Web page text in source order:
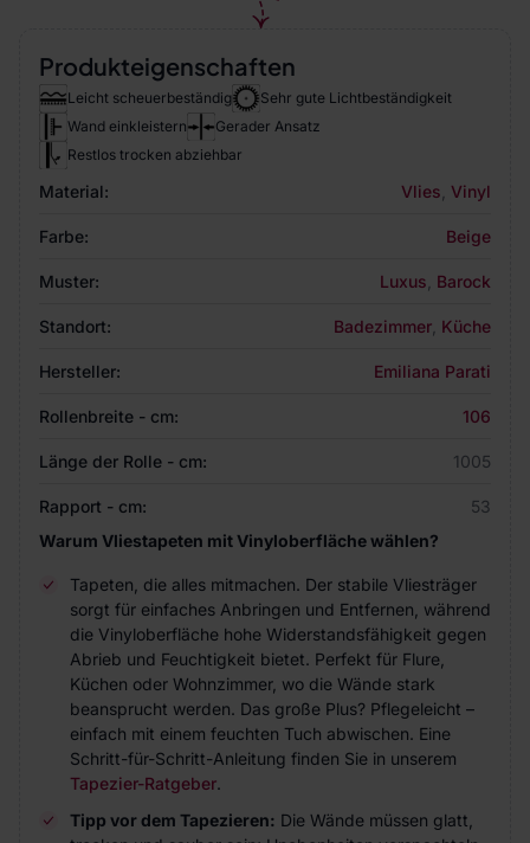
Produkteigenschaften
Leicht scheuerbeständig
Sehr gute Lichtbeständigkeit
Wand einkleistern
Gerader Ansatz
Restlos trocken abziehbar
Material: Vlies Vinyl
Farbe: Beige
Muster: Luxus Barock
Standort: Badezimmer Küche
Hersteller: Emiliana Parati
Rollenbreite - cm: 106
Länge der Rolle - cm: 1005
Rapport - cm:
53
Warum Vliestapeten mit Vinyloberfläche wählen?
Tapeten, die alles mitmachen. Der stabile Vliesträger
sorgt für einfaches Anbringen und Entfernen, während
die Vinyloberfläche hohe Widerstandsfähigkeit gegen
Abrieb und Feuchtigkeit bietet. Perfekt für Flure,
Küchen oder Wohnzimmer, wo die Wände stark
beansprucht werden. Das große Plus? Pflegeleicht –
einfach mit einem feuchten Tuch abwischen. Eine
Schritt-für-Schritt-Anleitung finden Sie in unserem
Tapezier-Ratgeber.
Tipp vor dem Tapezieren: Die Wände müssen glatt,